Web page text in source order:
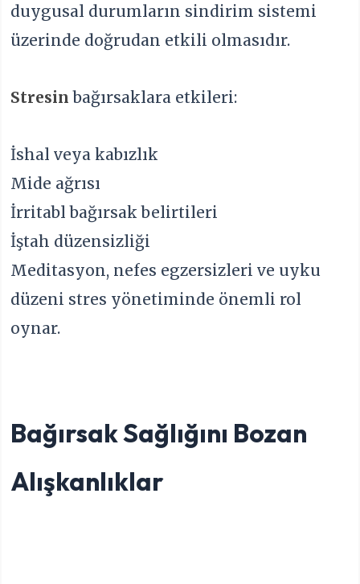
duygusal durumların sindirim sistemi
üzerinde doğrudan etkili olmasıdır.
Stresin bağırsaklara etkileri:
İshal veya kabızlık
Mide ağrısı
İrritabl bağırsak belirtileri
İştah düzensizliği
Meditasyon, nefes egzersizleri ve uyku
düzeni stres yönetiminde önemli rol
oynar.
Bağırsak Sağlığını Bozan
Alışkanlıklar